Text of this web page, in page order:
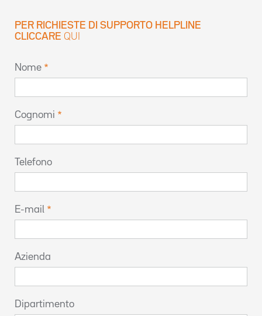
PER RICHIESTE DI SUPPORTO HELPLINE
CLICCARE QUI
Nome
Cognomi
Telefono
E-mail
Azienda
Dipartimento